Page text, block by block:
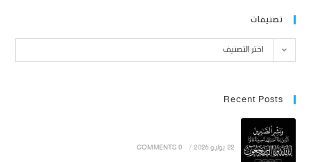
تصنيفات
اختر التصنيف
Recent Posts
22 يوليو 2026 /
0 COMMENTS